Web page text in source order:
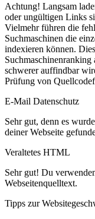
Achtung! Langsam
oder ungültigen Links
Vielmehr führen die
Suchmaschinen die
indexieren können.
schwerer auffindbar
Prüfung von
E-Mail Datenschutz
Sehr gut, denn es
deiner Webseite
Veraltetes HTML
Sehr gut! Du
Webseitenquelltext.
Tipps zur